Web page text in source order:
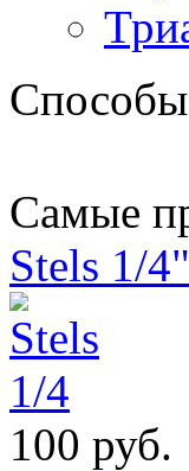
Самые
Stels 1/
100 руб.